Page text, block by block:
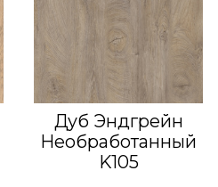
Дуб Эндгрейн
Необработанный
K105